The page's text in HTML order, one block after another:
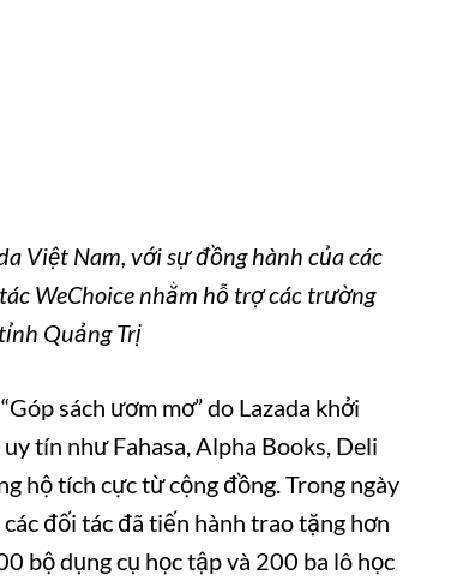
Việt Nam, với sự đồng hành của các
WeChoice nhằm hỗ trợ các trường
Quảng Trị
sách ươm mơ” do Lazada khởi
tín như Fahasa, Alpha Books, Deli
hộ tích cực từ cộng đồng. Trong ngày
đối tác đã tiến hành trao tặng hơn
bộ dụng cụ học tập và 200 ba lô học